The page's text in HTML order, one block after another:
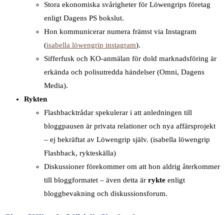
Stora ekonomiska svårigheter för Löwengrips företag
enligt Dagens PS bokslut.
Hon kommunicerar numera främst via Instagram
(isabella löwengrip instagram).
Sifferfusk och KO-anmälan för dold marknadsföring är
erkända och polisutredda händelser (Omni, Dagens
Media).
Rykten
Flashbacktrådar spekulerar i att anledningen till
bloggpausen är privata relationer och nya affärsprojekt
– ej bekräftat av Löwengrip själv. (isabella löwengrip
Flashback, rykteskälla)
Diskussioner förekommer om att hon aldrig återkommer
till bloggformatet – även detta är rykte enligt
bloggbevakning och diskussionsforum.